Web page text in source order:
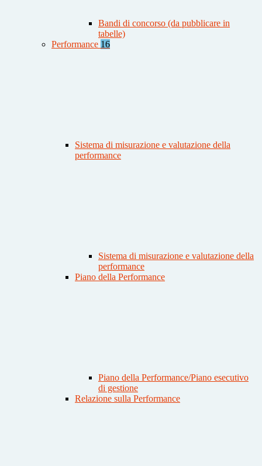
Bandi di concorso (da pubblicare in
tabelle)
Performance 16
Sistema di misurazione e valutazione della
performance
Sistema di misurazione e valutazione della
performance
Piano della Performance
Piano della Performance/Piano esecutivo
di gestione
Relazione sulla Performance